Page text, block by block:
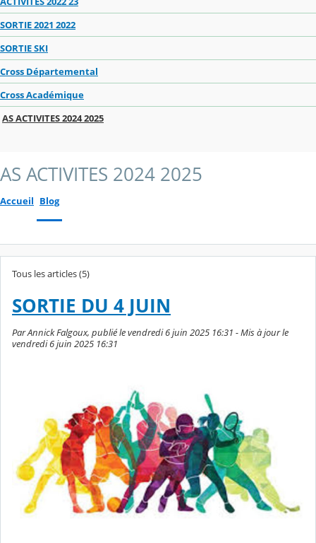
SORTIE 2021 2022
SORTIE SKI
Cross Départemental
Cross Académique
AS ACTIVITES 2024 2025
AS ACTIVITES 2024 2025
Accueil Blog
Tous les articles (5)
SORTIE DU 4 JUIN
Par Annick Falgoux, publié le vendredi 6 juin 2025 16:31 - Mis à jour le
vendredi 6 juin 2025 16:31